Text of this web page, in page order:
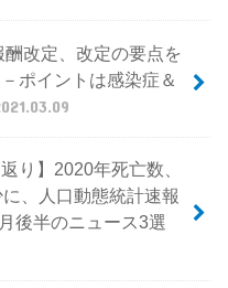
改定、改定の要点を
ポイントは感染症＆
り】2020年死亡数、
、人口動態統計速報
後半のニュース3選